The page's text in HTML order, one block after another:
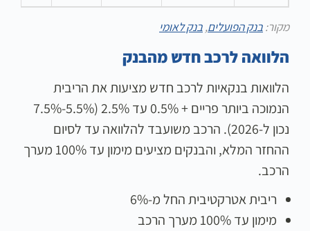
מקור:בנק הפועלים,בנק לאומי
הלוואה לרכב חדש מהבנק
הלוואות בנקאיות לרכב חדש מציעות את הריבית
הנמוכה ביותר פריים + 0.5% עד 2.5% (5.5%-7.5%
נכון ל-2026). הרכב משועבד להלוואה עד לסיום
ההחזר המלא, והבנקים מציעים מימון עד 100% מערך
הרכב.
ריבית אטרקטיבית החל מ-6%
מימון עד 100% מערך הרכב